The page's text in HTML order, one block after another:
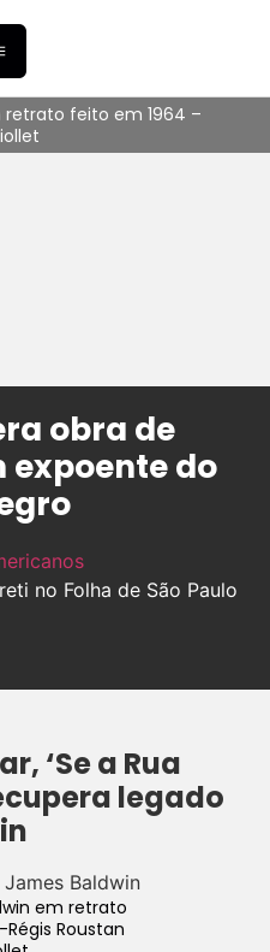
retrato feito em 1964 –
obra de
expoente do
no Folha de São Paulo
‘Se a Rua
legado
em retrato
Roustan